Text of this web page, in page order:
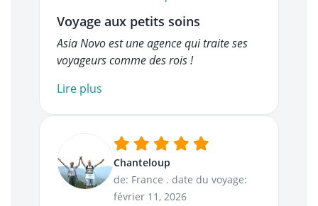
Voyage aux petits soins
Asia Novo est une agence qui traite ses
voyageurs comme des rois !
Lire plus
Chanteloup
de: France . date du voyage:
février 11, 2026